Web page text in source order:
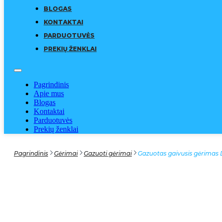
BLOGAS
KONTAKTAI
PARDUOTUVĖS
PREKIŲ ŽENKLAI
Pagrindinis
Apie mus
Blogas
Kontaktai
Parduotuvės
Prekių ženklai
Pagrindinis Gėrimai Gazuoti gėrimai Gazuotas gaivusis gėrimas